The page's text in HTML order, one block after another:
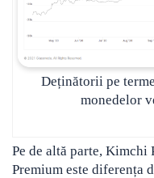
Deținătorii pe
monedelor
Pe de altă parte,
Premium este diferența